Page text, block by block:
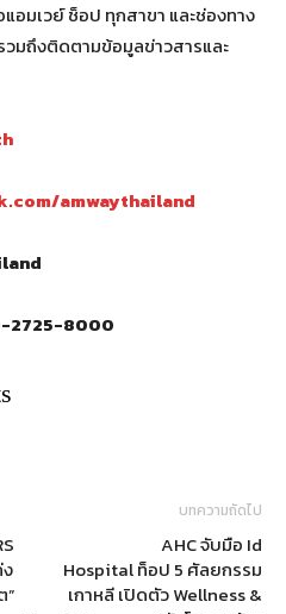
อมเวย์ ช็อป ทุกสาขา และช่องทาง
มถึงติดตามข้อมูลข่าวสารและ
amwaythailand
2725-8000
บทความถัดไป
AHC จับมือ Id
Hospital ท็อป 5 ศัลยกรรม
เกาหลี เปิดตัว Wellness &